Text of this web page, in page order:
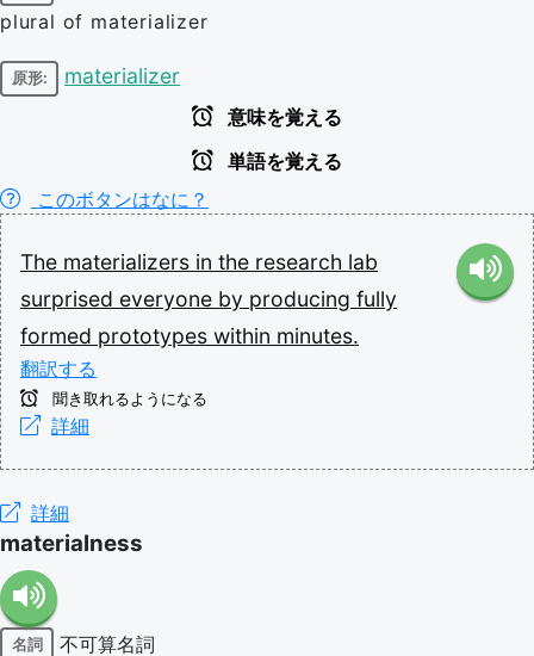
plural of materializer
原形: materializer
意味を覚える
単語を覚える
このボタンはなに？
The materializers in the research lab
surprised everyone by producing fully
formed prototypes within minutes.
翻訳する
聞き取れるようになる
詳細
詳細
materialness
名詞
不可算名詞